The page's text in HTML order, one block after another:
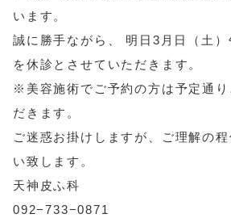
います。
誠に勝手ながら、 明日3月日（土）
を休診とさせていただきます。
※美容施術でご予約の方は予定通り
だきます。
ご迷惑お掛けしますが、ご理解の
い致します。
天神皮ふ科
092−733−0871